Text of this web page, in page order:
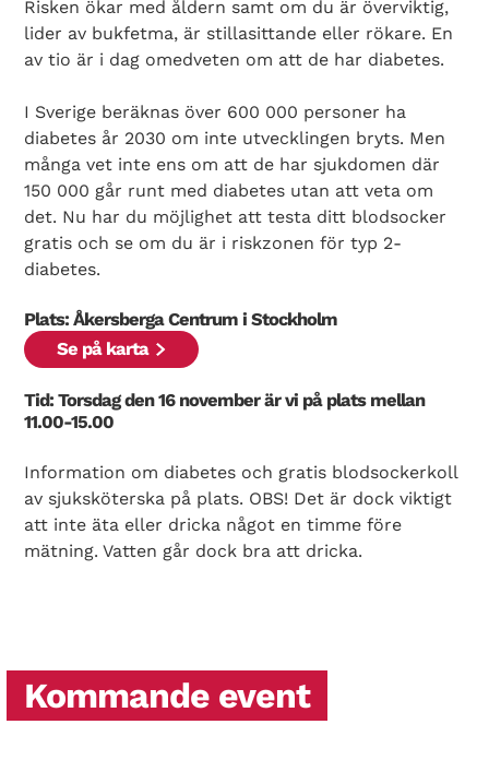
Risken ökar med åldern samt om du är överviktig,
lider av bukfetma, är stillasittande eller rökare. En
av tio är i dag omedveten om att de har diabetes.
I Sverige beräknas över 600 000 personer ha
diabetes år 2030 om inte utvecklingen bryts. Men
många vet inte ens om att de har sjukdomen där
150 000 går runt med diabetes utan att veta om
det. Nu har du möjlighet att testa ditt blodsocker
gratis och se om du är i riskzonen för typ 2-
diabetes.
Plats: Åkersberga Centrum i Stockholm
Se på karta
Tid: Torsdag den 16 november är vi på plats mellan
11.00-15.00
Information om diabetes och gratis blodsockerkoll
av sjuksköterska på plats. OBS! Det är dock viktigt
att inte äta eller dricka något en timme före
mätning. Vatten går dock bra att dricka.
Kommande event